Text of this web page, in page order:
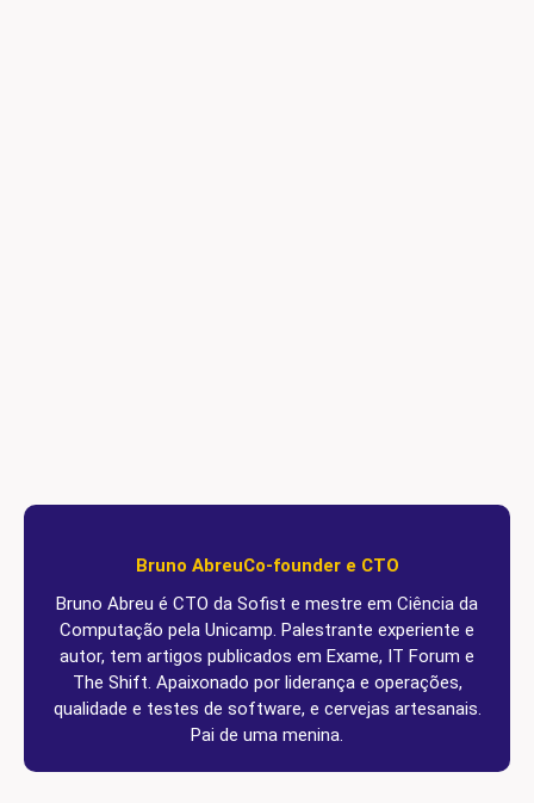
Bruno AbreuCo-founder e CTO
Bruno Abreu é CTO da Sofist e mestre em Ciência da
Computação pela Unicamp. Palestrante experiente e
autor, tem artigos publicados em Exame, IT Forum e
The Shift. Apaixonado por liderança e operações,
qualidade e testes de software, e cervejas artesanais.
Pai de uma menina.